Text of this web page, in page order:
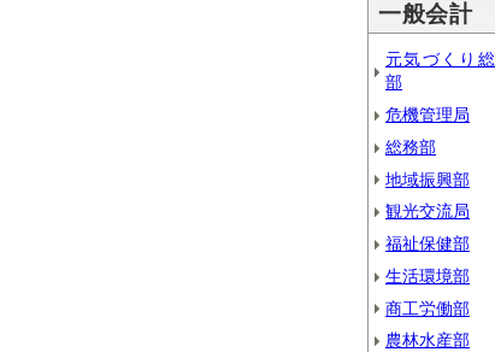
一般会計
元気づくり
部
危機管理局
総務部
地域振興部
観光交流局
福祉保健部
生活環境部
商工労働部
農林水産部